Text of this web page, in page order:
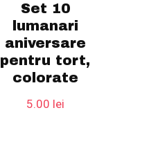
Set 10
lumanari
aniversare
pentru tort,
colorate
5.00 lei